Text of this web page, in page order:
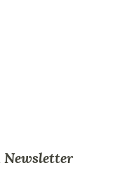
Newsletter